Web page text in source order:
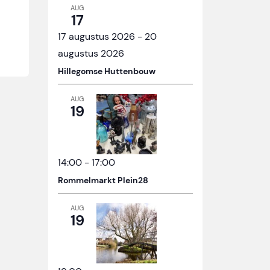
AUG
17
17 augustus 2026 - 20
augustus 2026
Hillegomse Huttenbouw
AUG
19
14:00 -17:00
Rommelmarkt Plein28
AUG
19